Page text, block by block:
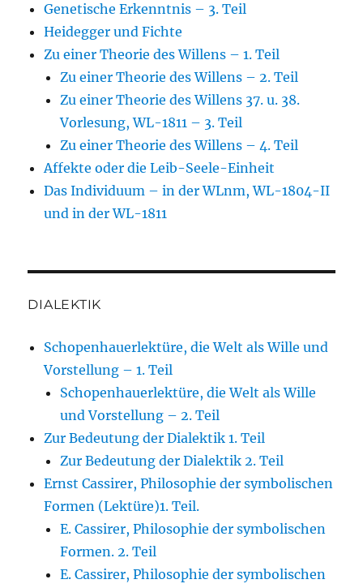
Genetische Erkenntnis – 3. Teil
Heidegger und Fichte
Zu einer Theorie des Willens – 1. Teil
Zu einer Theorie des Willens – 2. Teil
Zu einer Theorie des Willens 37. u. 38.
Vorlesung, WL-1811 – 3. Teil
Zu einer Theorie des Willens – 4. Teil
Affekte oder die Leib-Seele-Einheit
Das Individuum – in der WLnm, WL-1804-II
und in der WL-1811
DIALEKTIK
Schopenhauerlektüre, die Welt als Wille und
Vorstellung – 1. Teil
Schopenhauerlektüre, die Welt als Wille
und Vorstellung – 2. Teil
Zur Bedeutung der Dialektik 1. Teil
Zur Bedeutung der Dialektik 2. Teil
Ernst Cassirer, Philosophie der symbolischen
Formen (Lektüre)1. Teil.
E. Cassirer, Philosophie der symbolischen
Formen. 2. Teil
E. Cassirer, Philosophie der symbolischen